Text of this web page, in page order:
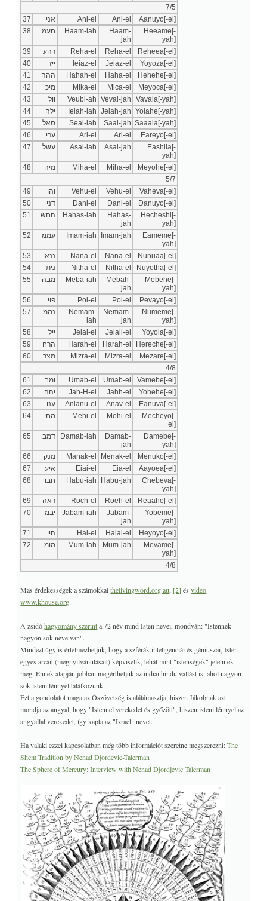
7/5
37
אני Ani-el Ani-el
Aanuyo[-el]
38
חעמ Haam-iah
Haam-
jah
Heeame[-
yah]
39
רהע Reha-el Reha-el
Reheea[-el]
40
ייז Ieiaz-el Jeiaz-el
Yoyoza[-el]
41
ההה Hahah-el Haha-el
Hehehe[-el]
42
מיכ Mika-el Mica-el
Meyoca[-el]
43
וול Veubi-ah Veval-jah
Vavala[-yah]
44
ילה Ielah-iah Jelah-jah
Yolahe[-yah]
45
סאל Seal-iah Saal-jah Saaala[-yah]
46
ערי Ari-el Ari-el
Eareyo[-el]
47
עשל Asal-iah Asal-jah
Eashila[-
yah]
48
מיה Miha-el Miha-el
Meyohe[-el]
5/7
49
והו Vehu-el Vehu-el
Vaheva[-el]
50
דני Dani-el Dani-el
Danuyo[-el]
51
החש Hahas-iah
Hahas-
jah
Hecheshi[-
yah]
52
עממ Imam-iah Imam-jah
Eameme[-
yah]
53
ננא Nana-el Nana-el
Nunuaa[-el]
54
נית Nitha-el Nitha-el
Nuyotha[-el]
55
מבה Meba-iah
Mebah-
jah
Mebehe[-
yah]
56
פוי Poi-el Poi-el
Pevayo[-el]
57
נממ
Nemam-
iah
Nemam-
jah
Numeme[-
yah]
58
ייל Jeial-el Jeiali-el
Yoyola[-el]
59
הרח Harah-el Harah-el
Hereche[-el]
60
מצר Mizra-el Mizra-el
Mezare[-el]
4/8
61
ומב Umab-el Umab-el
Vamebe[-el]
62
יהה Jah-H-el Jahh-el
Yohehe[-el]
63
ענו Anianu-el Anav-el
Eanuva[-el]
64
מחי Mehi-el Mehi-el
Mecheyo[-
el]
65
דמב Damab-iah
Damab-
jah
Damebe[-
yah]
66
מנק Manak-el Menak-el
Menuko[-el]
67
איע Eiai-el Eia-el
Aayoea[-el]
68
חבו Habu-iah Habu-jah
Chebeva[-
yah]
69
ראה Roch-el Roeh-el
Reaahe[-el]
70
יבמ Jabam-iah
Jabam-
jah
Yobeme[-
yah]
71
היי Hai-el Haiai-el
Heyoyo[-el]
72
מומ Mum-iah Mum-jah
Mevame[-
yah]
4/8
Más érdekességek a számokkalthelivingword.org.au [2] ésvideo
www.khouse.org
A zsidóhagyomány szerinta 72 név mind Isten nevei, mondván: "Istennek
nagyon sok neve van".
Mindezt úgy is értelmezhetjük, hogy a szférák inteligenciái és géniuszai, Isten
egyes arcait (megnyilvánulásait) képviselik, tehát mint "istenségek" jelennek
meg. Ennek alapján jobban megérthetjük az indiai hindu vallást is, ahol nagyon
sok isteni lénnyel találkozunk.
Ezt a gondolatot maga az Ószövetség is alátámasztja, hiszen Jákobnak azt
mondja az angyal, hogy "Istennel verekedet és győzött", hiszen isteni lénnyel az
angyallal verekedet, így kapta az "Izrael" nevet.
Ha valaki ezzel kapcsolatban még több információt szeretne megszerezni:The
Shem Tradition by Nenad Djordevic-Talerman
The Sphere of Mercury: Interview with Nenad Djordjevic Talerman